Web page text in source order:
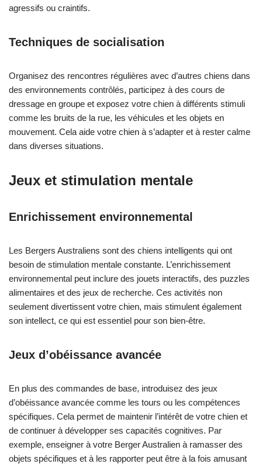
agressifs ou craintifs.
Techniques de socialisation
Organisez des rencontres régulières avec d’autres chiens dans
des environnements contrôlés, participez à des cours de
dressage en groupe et exposez votre chien à différents stimuli
comme les bruits de la rue, les véhicules et les objets en
mouvement. Cela aide votre chien à s’adapter et à rester calme
dans diverses situations.
Jeux et stimulation mentale
Enrichissement environnemental
Les Bergers Australiens sont des chiens intelligents qui ont
besoin de stimulation mentale constante. L’enrichissement
environnemental peut inclure des jouets interactifs, des puzzles
alimentaires et des jeux de recherche. Ces activités non
seulement divertissent votre chien, mais stimulent également
son intellect, ce qui est essentiel pour son bien-être.
Jeux d’obéissance avancée
En plus des commandes de base, introduisez des jeux
d’obéissance avancée comme les tours ou les compétences
spécifiques. Cela permet de maintenir l’intérêt de votre chien et
de continuer à développer ses capacités cognitives. Par
exemple, enseigner à votre Berger Australien à ramasser des
objets spécifiques et à les rapporter peut être à la fois amusant